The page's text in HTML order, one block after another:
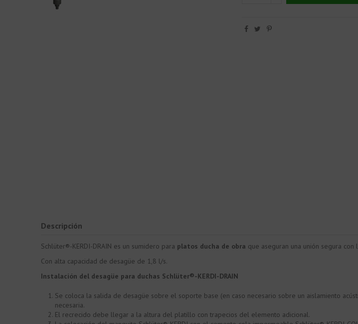
Descripción
Schlüter®-KERDI-DRAIN es un sumidero para platos ducha de obra que aseguran una unión segura
Con alta capacidad de desagüe de 1,8 l/s.
Instalación del desagüe para duchas Schlüter®-KERDI-DRAIN
Se coloca la salida de desagüe sobre el soporte base (en caso necesario sobre un aislamiento
necesaria.
El recrecido debe llegar a la altura del platillo con trapecios del elemento adicional.